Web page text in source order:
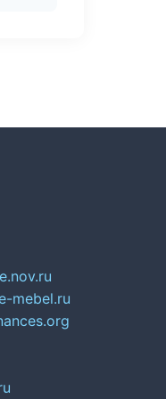
mebel.ru